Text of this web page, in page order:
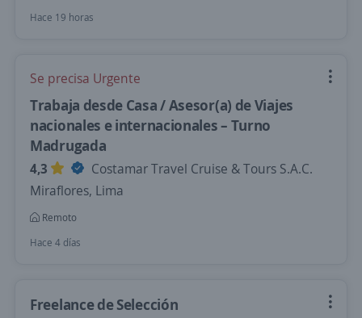
Hace 19 horas
Se precisa Urgente
Trabaja desde Casa / Asesor(a) de Viajes
nacionales e internacionales – Turno
Madrugada
4,3
Costamar Travel Cruise & Tours S.A.C.
Miraflores, Lima
Remoto
Hace 4 días
Freelance de Selección